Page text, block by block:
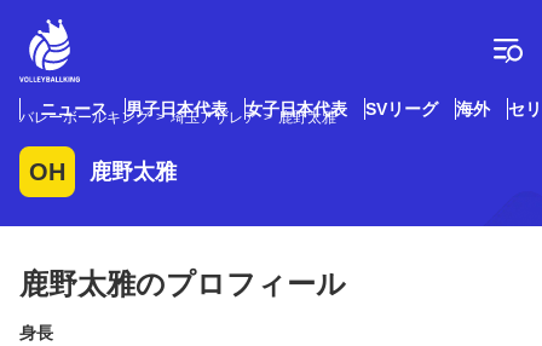
プ
ニュース 男子日本代表 女子日本代表 SVリーグ 海外 セ
バレーボールキング 埼玉アザレア 鹿野太雅
OH 鹿野太雅
鹿野太雅のプロフィール
身長